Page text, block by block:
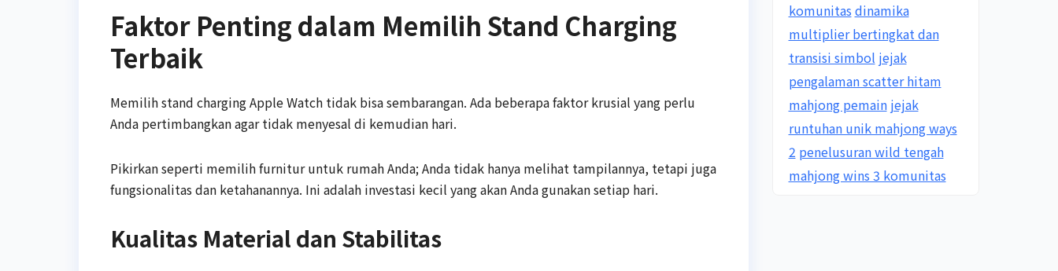
Faktor Penting dalam Memilih Stand Charging
Terbaik
Memilih stand charging Apple Watch tidak bisa sembarangan. Ada beberapa faktor krusial yang perlu
Anda pertimbangkan agar tidak menyesal di kemudian hari.
Pikirkan seperti memilih furnitur untuk rumah Anda; Anda tidak hanya melihat tampilannya, tetapi juga
fungsionalitas dan ketahanannya. Ini adalah investasi kecil yang akan Anda gunakan setiap hari.
Kualitas Material dan Stabilitas
komunitas dinamika
multiplier bertingkat dan
transisi simbol jejak
pengalaman scatter hitam
mahjong pemain jejak
runtuhan unik mahjong ways
2 penelusuran wild tengah
mahjong wins 3 komunitas